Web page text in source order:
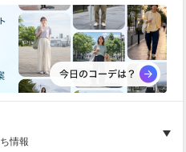
情報